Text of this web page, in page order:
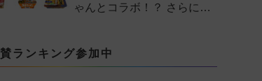
ゃんとコラボ！？ さらに
賛ランキング参加中